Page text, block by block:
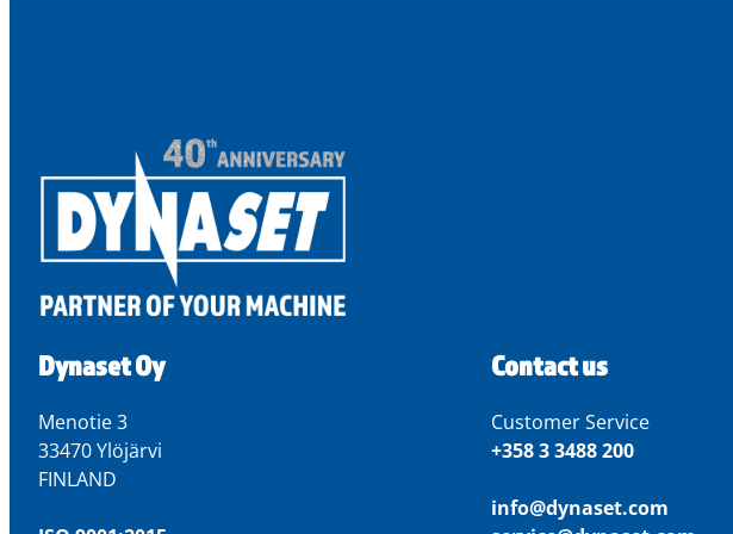
Dynaset Oy
Menotie 3
33470 Ylöjärvi
FINLAND
Contact us
Customer Service
+358 3 3488 200
info@dynaset.com